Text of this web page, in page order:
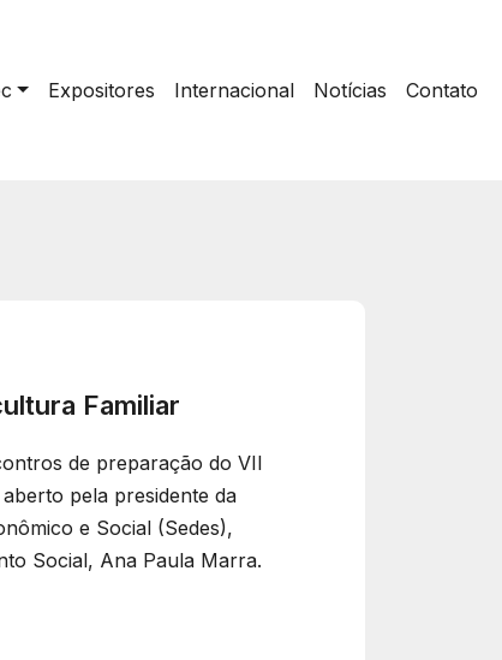
Expositores Internacional Notícias Contato
Familiar
de preparação do VII
pela presidente da
e Social (Sedes),
Social, Ana Paula Marra.